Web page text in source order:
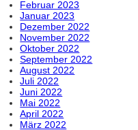
Februar 2023
Januar 2023
Dezember 2022
November 2022
Oktober 2022
September 2022
August 2022
Juli 2022
Juni 2022
Mai 2022
April 2022
März 2022